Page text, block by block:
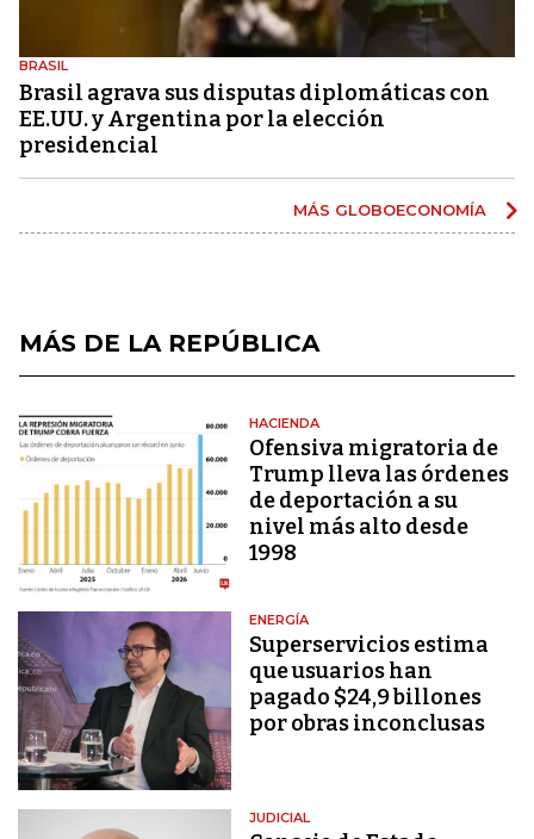
BRASIL
Brasil agrava sus disputas diplomáticas con
EE.UU. y Argentina por la elección
presidencial
MÁS GLOBOECONOMÍA
MÁS DE LA REPÚBLICA
HACIENDA
Ofensiva migratoria de
Trump lleva las órdenes
de deportación a su
nivel más alto desde
1998
ENERGÍA
Superservicios estima
que usuarios han
pagado $24,9 billones
por obras inconclusas
JUDICIAL